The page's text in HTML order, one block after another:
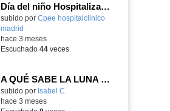
Día del niño Hospitalizado. Los derechos del niño hospitalizado. 2026
Contenido educativo.
subido por Cpee hospitalclinico
madrid
hace 3 meses
Escuchado 44veces
A QUÉ SABE LA LUNA 5 AÑOS
Contenido educativo.
subido por Isabel C.
hace 3 meses